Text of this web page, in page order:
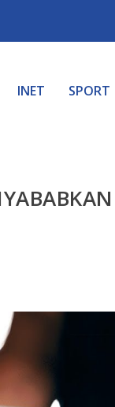
INET SPORT